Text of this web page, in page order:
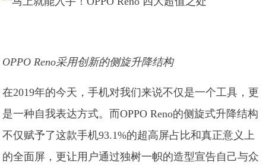
OPPO Reno采用创新的侧旋升降结构
在2019年的今天，手机对我们来说不仅是一个工具，更
是一种自我表达方式。而OPPO Reno的侧旋式升降结构
不仅赋予了这款手机93.1%的超高屏占比和真正意义上
的全面屏，更让用户通过独树一帜的造型宣告自己与众